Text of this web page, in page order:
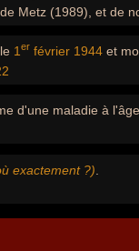
Metz (1989), et de
ou de la RDC
1 er février 1944 et
d'une maladie à
exactement ?)